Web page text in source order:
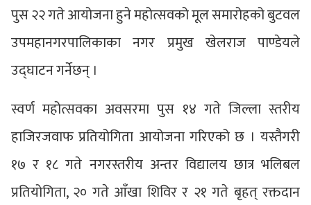
पुस २२ गते आयोजना हुने महोत्सवको मूल समारोहको बुटवल
उपमहानगरपालिकाका नगर प्रमुख खेलराज पाण्डेयले
उद्घाटन गर्नेछन् ।
स्वर्ण महोत्सवका अवसरमा पुस १४ गते जिल्ला स्तरीय
हाजिरजवाफ प्रतियोगिता आयोजना गरिएको छ । यस्तैगरी
१७ र १८ गते नगरस्तरीय अन्तर विद्यालय छात्र भलिबल
प्रतियोगिता, २० गते आँखा शिविर र २१ गते बृहत् रक्तदान